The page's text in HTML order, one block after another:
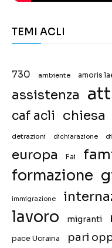
TEMI ACLI
730 ambiente amoris
assistenza
caf acli chiesa
detrazioni dichiarazione
europa Fai
formazione
immigrazione
lavoro migranti
pace Ucraina pari